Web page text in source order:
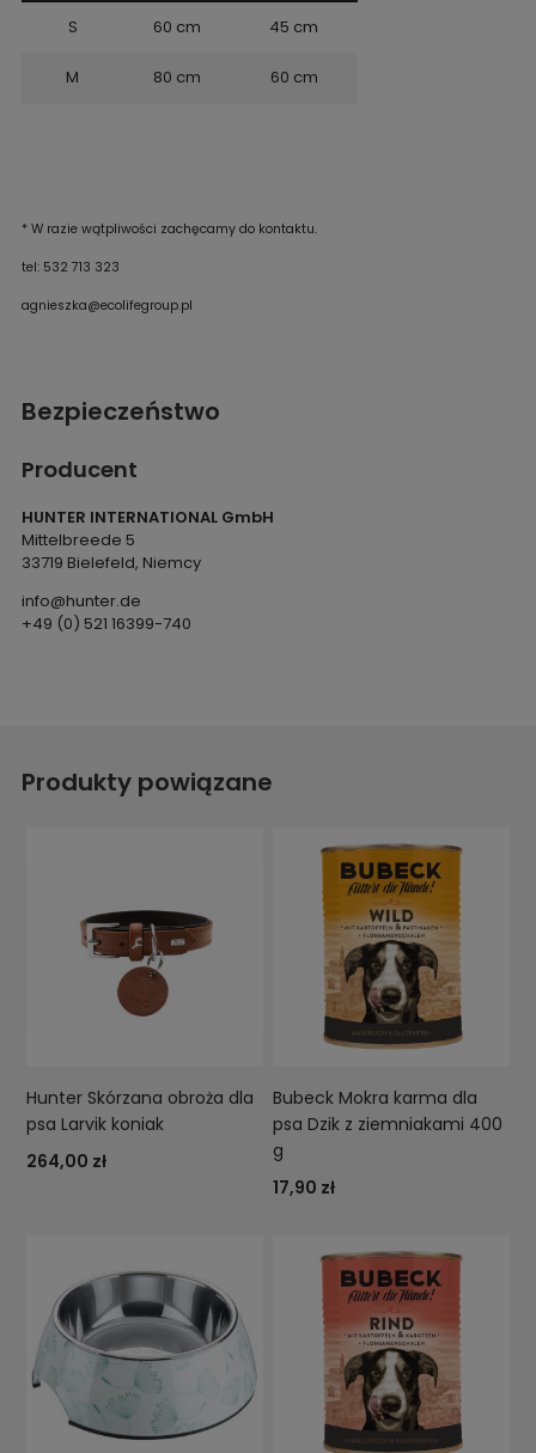
S 60 cm 45 cm
M 80 cm 60 cm
* W razie wątpliwości zachęcamy do kontaktu.
tel: 532 713 323
agnieszka@ecolifegroup.pl
Bezpieczeństwo
Producent
HUNTER INTERNATIONAL GmbH
Mittelbreede 5
33719 Bielefeld, Niemcy
info@hunter.de
+49 (0) 521 16399-740
Produkty powiązane
Hunter Skórzana obroża dla
psa Larvik koniak
264,00 zł
Bubeck Mokra karma dla
psa Dzik z ziemniakami 400
g
17,90 zł